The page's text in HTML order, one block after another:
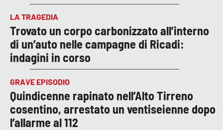
LA TRAGEDIA
Trovato un corpo carbonizzato all’interno
di un’auto nelle campagne di Ricadi:
indagini in corso
GRAVE EPISODIO
Quindicenne rapinato nell’Alto Tirreno
cosentino, arrestato un ventiseienne dopo
l’allarme al 112